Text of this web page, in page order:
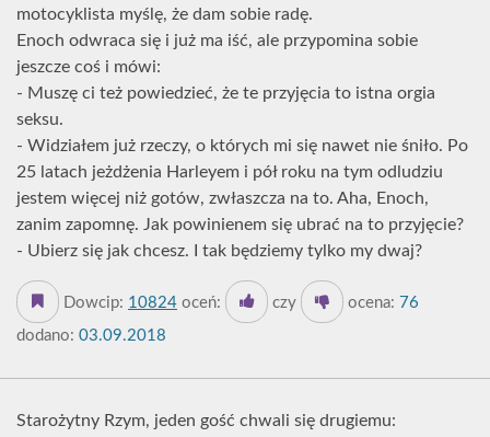
motocyklista myślę, że dam sobie radę.
Enoch odwraca się i już ma iść, ale przypomina sobie
jeszcze coś i mówi:
- Muszę ci też powiedzieć, że te przyjęcia to istna orgia
seksu.
- Widziałem już rzeczy, o których mi się nawet nie śniło. Po
25 latach jeżdżenia Harleyem i pół roku na tym odludziu
jestem więcej niż gotów, zwłaszcza na to. Aha, Enoch,
zanim zapomnę. Jak powinienem się ubrać na to przyjęcie?
- Ubierz się jak chcesz. I tak będziemy tylko my dwaj?
Dowcip: 10824 oceń: czy ocena: 76
dodano: 03.09.2018
Starożytny Rzym, jeden gość chwali się drugiemu: